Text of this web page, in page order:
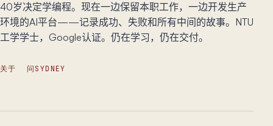
40岁决定学编程。现在一边保留本职工作，一边开发生产
环境的AI平台——记录成功、失败和所有中间的故事。NTU
工学学士，Google认证。仍在学习，仍在交付。
关于 问SYDNEY